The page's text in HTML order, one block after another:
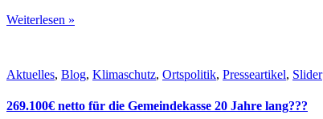
Weiterlesen »
Aktuelles, Blog, Klimaschutz, Ortspolitik, Presseartikel, Slider
269.100€ netto für die Gemeindekasse 20 Jahre lang???